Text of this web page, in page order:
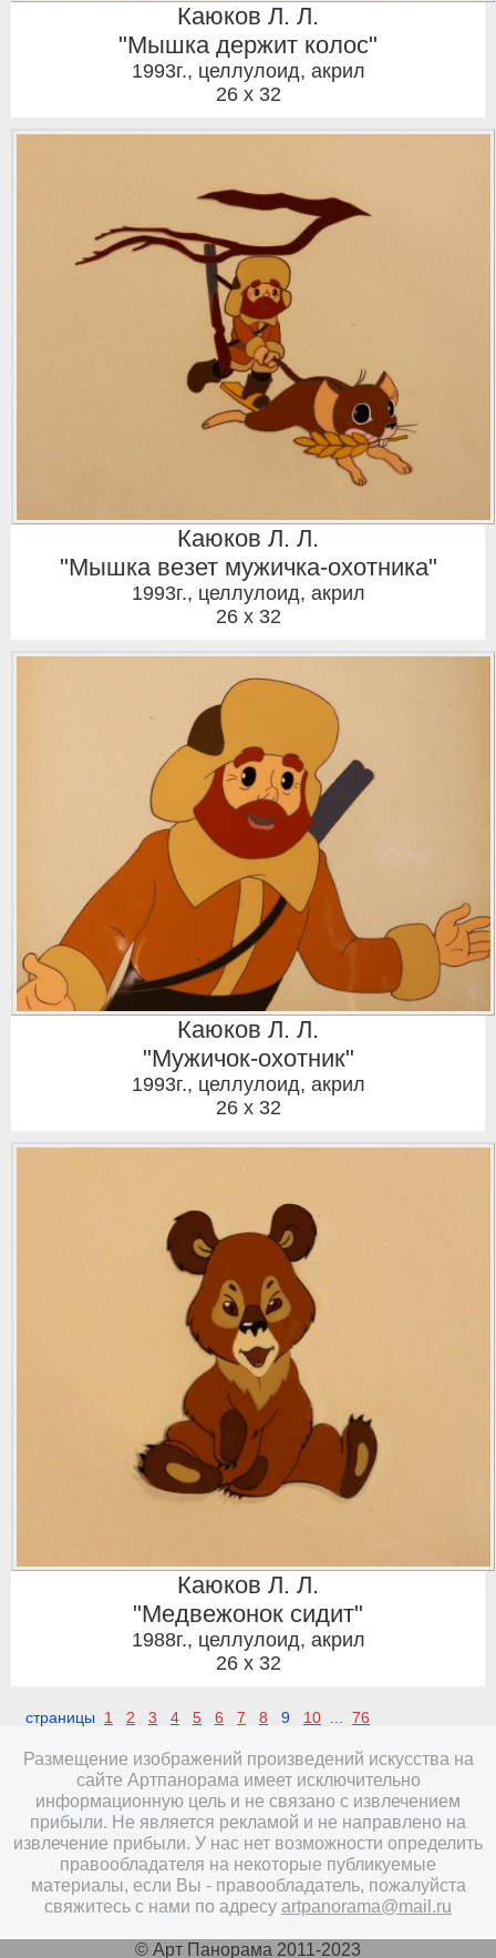
Каюков Л. Л.
"Мышка держит колос"
1993г., целлулоид, акрил
26 x 32
Каюков Л. Л.
"Мышка везет мужичка-охотника"
1993г., целлулоид, акрил
26 x 32
Каюков Л. Л.
"Мужичок-охотник"
1993г., целлулоид, акрил
26 x 32
Каюков Л. Л.
"Медвежонок сидит"
1988г., целлулоид, акрил
26 x 32
страницы 1 2 3 4 5 6 7 8 9 10 76
Размещение изображений произведений искусства на
сайте Артпанорама имеет исключительно
информационную цель и не связано с извлечением
прибыли. Не является рекламой и не направлено на
извлечение прибыли. У нас нет возможности определить
правообладателя на некоторые публикуемые
материалы, если Вы - правообладатель, пожалуйста
свяжитесь с нами по адресу artpanorama@mail.ru
© Арт Панорама 2011-2023